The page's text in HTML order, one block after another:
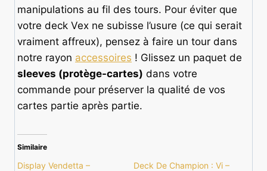
manipulations au fil des tours. Pour éviter que
votre deck Vex ne subisse l’usure (ce qui serait
vraiment affreux), pensez à faire un tour dans
notre rayon accessoires ! Glissez un paquet de
sleeves (protège-cartes) dans votre
commande pour préserver la qualité de vos
cartes partie après partie.
Similaire
Display Vendetta –
Deck De Champion : Vi –